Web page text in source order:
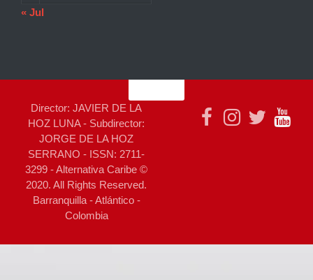
« Jul
Director: JAVIER DE LA
HOZ LUNA - Subdirector:
JORGE DE LA HOZ
SERRANO - ISSN: 2711-
3299 - Alternativa Caribe ©
2020. All Rights Reserved.
Barranquilla - Atlántico -
Colombia